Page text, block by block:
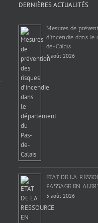
DERNIÈRES ACTUALITÉS
Mesures de
d’incendie dans le
de-Calais
5 août 2026
ETAT DE LA
PASSAGE EN
5 août 2026